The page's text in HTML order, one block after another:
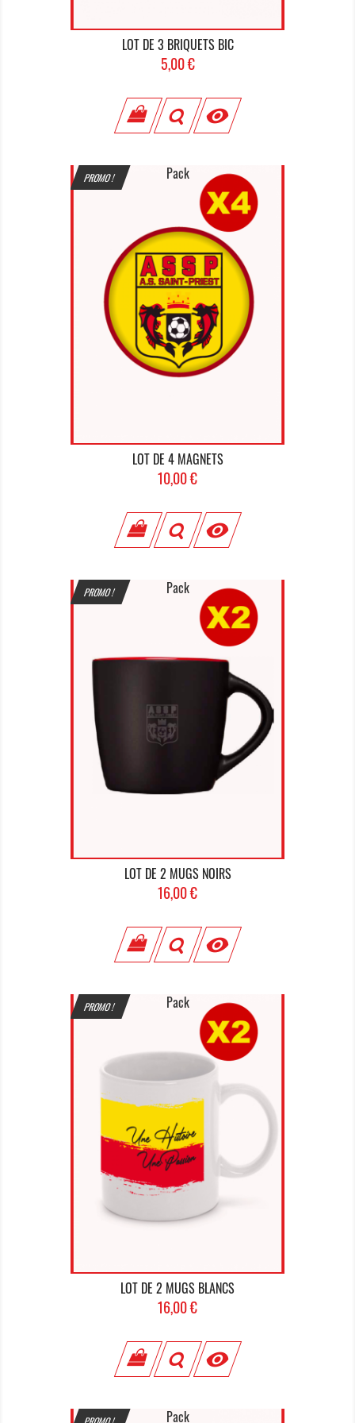
LOT DE 3 BRIQUETS BIC
Prix
5,00 €

PROMO ! Pack
LOT DE 4 MAGNETS
Prix
10,00 €

PROMO ! Pack
LOT DE 2 MUGS NOIRS
Prix
16,00 €

PROMO ! Pack
LOT DE 2 MUGS BLANCS
Prix
16,00 €

Pack